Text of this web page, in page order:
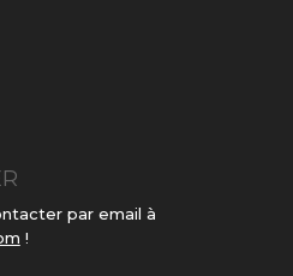
par email à
!